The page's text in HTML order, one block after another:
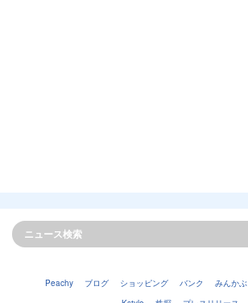
Peachy ブログ ショッピング バンク みんかぶ